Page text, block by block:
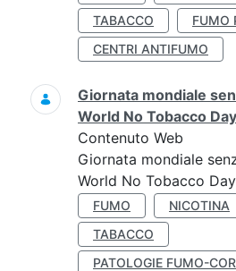
TABACCO
FUMO
CENTRI ANTIFUMO
Giornata mondiale
World No Tobacco
Contenuto Web
Giornata mondiale
World No Tobacco
FUMO NICOTINA
TABACCO
PATOLOGIE FUMO-